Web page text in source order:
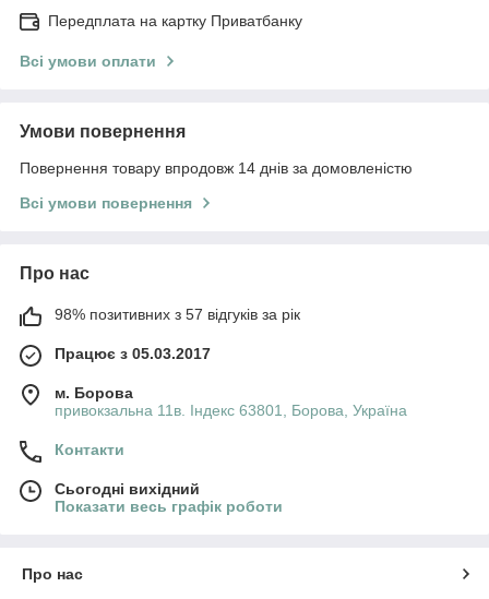
Передплата на картку Приватбанку
Всі умови оплати
Умови повернення
Повернення товару впродовж 14 днів за домовленістю
Всі умови повернення
Про нас
98% позитивних з 57 відгуків за рік
Працює з 05.03.2017
м. Борова
привокзальна 11в. Індекс 63801, Борова, Україна
Контакти
Сьогодні вихідний
Показати весь графік роботи
Про нас